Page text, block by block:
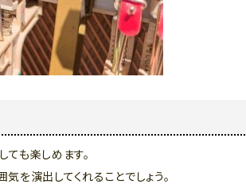
ても楽しめます。
を演出してくれることでしょう。